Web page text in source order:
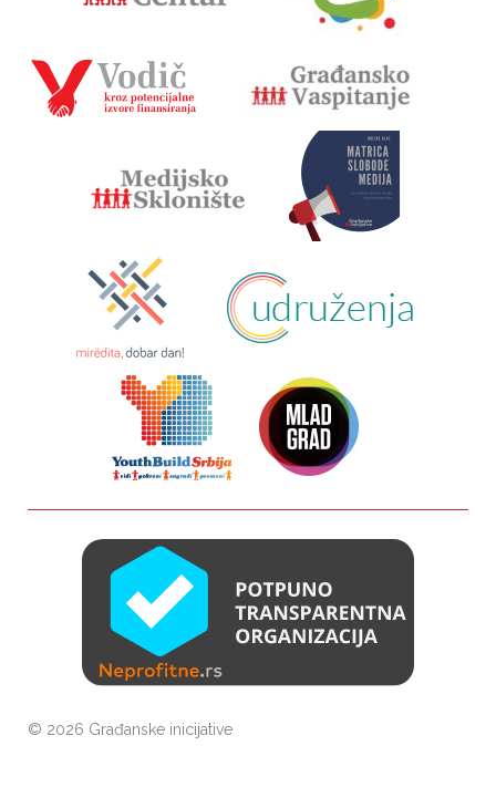
© 2026 Građanske inicijative